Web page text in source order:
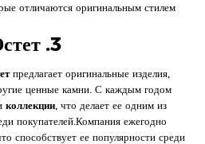
отличаются оригинальным стилем.
3. Эстет
предлагает оригинальные изделия,
ценные камни. С каждым годом
коллекции, что делает ее одним из
покупателей.Компания ежегодно
способствует ее популярности среди